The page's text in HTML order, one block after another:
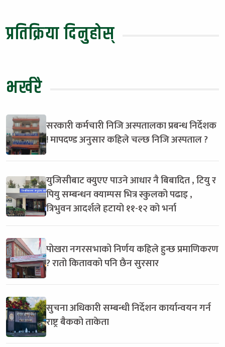
प्रतिक्रिया दिनुहोस्
भर्खरै
सरकारी कर्मचारी निजि अस्पतालका प्रबन्ध निर्देशक
! मापदण्ड अनुसार कहिले चल्छ निजि अस्पताल ?
युजिसीबाट क्युएए पाउने आधार नै बिबादित , टियु र
पियु सम्बन्धन क्याम्पस भित्र स्कुलको पढाइ ,
त्रिभुवन आदर्शले हटायो ११-१२ को भर्ना
पोखरा नगरसभाको निर्णय कहिले हुन्छ प्रमाणिकरण
? रातो कितावको पनि छैन सुरसार
सुचना अधिकारी सम्बन्धी निर्देशन कार्यान्वयन गर्न
राष्ट्र बैकको ताकेता